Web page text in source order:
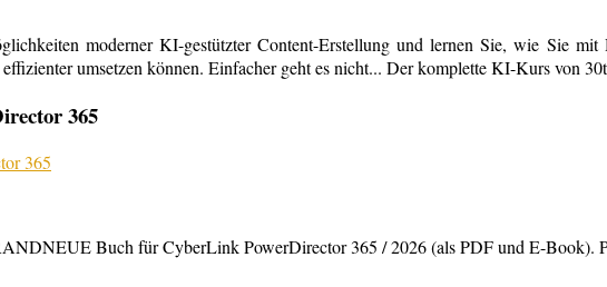
moderner KI-gestützter Content-Erstellung und lernen Sie, wie Sie
umsetzen können. Einfacher geht es nicht... Der komplette KI-Kurs von
365
Buch für CyberLink PowerDirector 365 / 2026 (als PDF und E-Book).